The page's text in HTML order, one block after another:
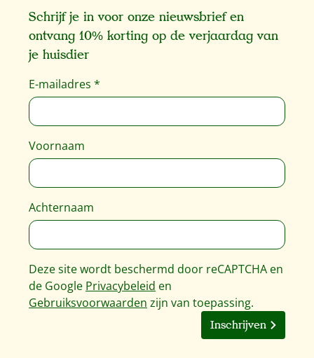
Schrijf je in voor onze nieuwsbrief en
ontvang 10% korting op de verjaardag van
je huisdier
E-mailadres *
Voornaam
Achternaam
Deze site wordt beschermd door reCAPTCHA en
de Google Privacybeleid en
Gebruiksvoorwaarden zijn van toepassing.
Inschrijven